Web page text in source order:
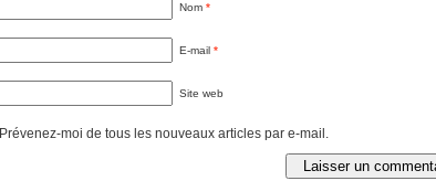
Nom *
E-mail *
Site web
Prévenez-moi de tous les nouveaux articles par e-mail.